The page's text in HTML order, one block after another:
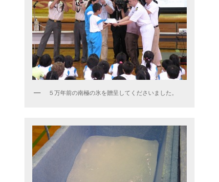
５万年前の南極の氷を贈呈してくださいました。